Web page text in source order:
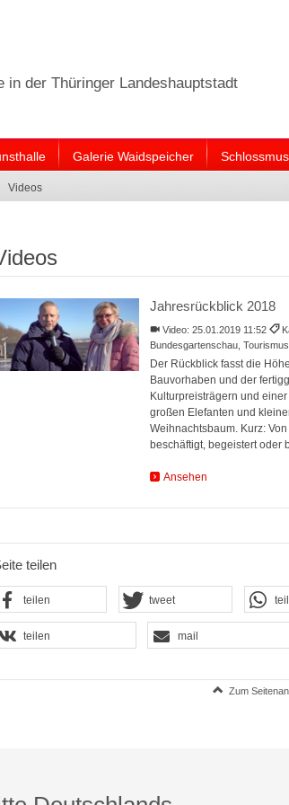
in der Thüringer Landeshauptstadt
Galerie Waidspeicher
Videos
Jahresrückblick 2018
Video:25.01.2019 11:52
Bundesgartenschau,
Der Rückblick fasst die
Bauvorhaben und der
Kulturpreisträgern und
großen Elefanten und
Weihnachtsbaum. Kurz:
beschäftigt, begeistert oder
Ansehen
teilen
teilen tweet
teilen mail
Zum